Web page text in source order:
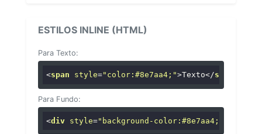
ESTILOS INLINE (HTML)
Para Texto:
<span style="color:#8e7aa4;">Texto</span
Para Fundo:
<div style="background-color:#8e7aa4;"